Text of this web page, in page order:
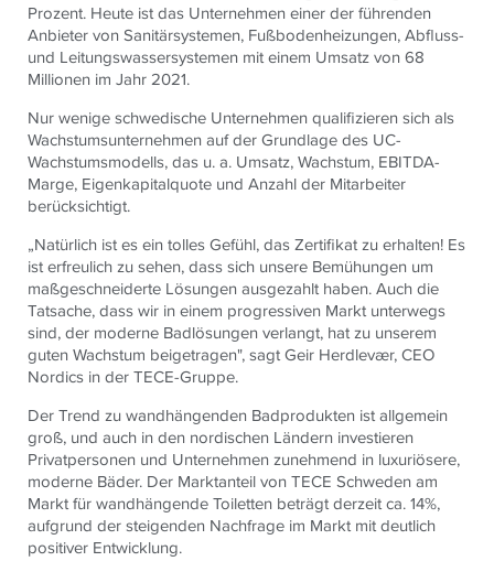
Prozent. Heute ist das Unternehmen einer der führenden
Anbieter von Sanitärsystemen, Fußbodenheizungen, Abfluss-
und Leitungswassersystemen mit einem Umsatz von 68
Millionen im Jahr 2021.
Nur wenige schwedische Unternehmen qualifizieren sich als
Wachstumsunternehmen auf der Grundlage des UC-
Wachstumsmodells, das u. a. Umsatz, Wachstum, EBITDA-
Marge, Eigenkapitalquote und Anzahl der Mitarbeiter
berücksichtigt.
„Natürlich ist es ein tolles Gefühl, das Zertifikat zu erhalten! Es
ist erfreulich zu sehen, dass sich unsere Bemühungen um
maßgeschneiderte Lösungen ausgezahlt haben. Auch die
Tatsache, dass wir in einem progressiven Markt unterwegs
sind, der moderne Badlösungen verlangt, hat zu unserem
guten Wachstum beigetragen", sagt Geir Herdlevær, CEO
Nordics in derTECE-Gruppe.
Der Trend zu wandhängenden Badprodukten ist allgemein
groß, und auch in den nordischen Ländern investieren
Privatpersonen und Unternehmen zunehmend in luxuriösere,
moderne Bäder. Der Marktanteil vonTECE Schweden am
Markt für wandhängende Toiletten beträgt derzeit ca. 14%,
aufgrund der steigenden Nachfrage im Markt mit deutlich
positiver Entwicklung.